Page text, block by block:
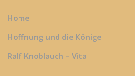
Home
Hoffnung und die Könige
Ralf Knoblauch – Vita